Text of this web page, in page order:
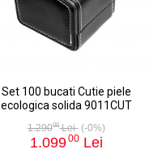
Set 100 bucati Cutie piele
ecologica solida 9011CUT
1.29000Lei (-0%)
1.09900Lei